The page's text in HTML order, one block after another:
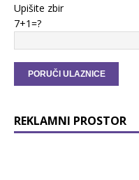
Upišite zbir
7+1=?
REKLAMNI PROSTOR